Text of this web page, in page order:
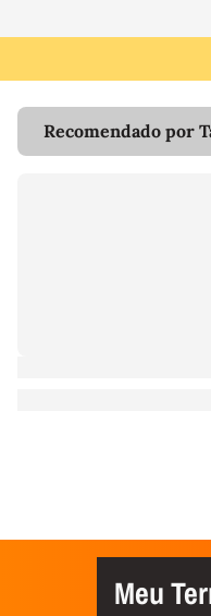
Recomendado por
Meu